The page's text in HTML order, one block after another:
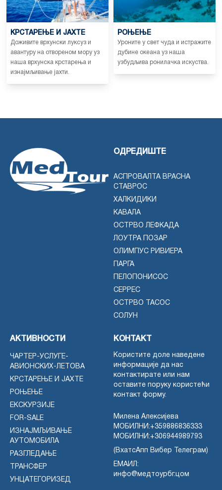
КРСТАРЕЊЕ И ЈАХТЕ
Доживите врхунски луксуз и
авантуру на отвореном мору уз
наша врхунска крстарења и
изнајмљивање јахти.
РОЊЕЊЕ
Уроните у свет чуда и истражите
дубине океана уз наша
узбудљива ронилачка искуства.
ОДРЕДИШТЕ
АСПРОВАЛТА ВРАСНА
СТАВРОС
ХАЛКИДИКИ
КАВАЛА
ОСТРВО ЛЕФКАДА
ЛОУТРА ПОЗАР
ОЛИМПУС РИВИЕРА
ПАРГА
ПЕЛОПОНИСОС
СЕРРЕС
ОСТРВО ТАСОС
СОЛУН
АКТИВНОСТИ
ЧАРТЕР-УСЛУГЕ-
АВИОНСКИХ-ЛЕТОВА
КРСТАРЕЊЕ И ЈАХТЕ
РОЊЕЊЕ
ЕКСКУРЗИЈЕ
FOR-SALE
ИЗНАЈМЉИВАЊЕ
АУТОМОБИЛА
РАЗГЛЕДАЊЕ
ТРАНСФЕР
УНЦАТЕГОРИЗЕД
КОНТАКТ
Користите доле наведене
информације да нас
контактирате или нам
оставите поруку користећи
контакт форму.
Милена Алексијева
МОБИЛНИ:+359886836333
МОБИЛНИ:+306944989793
(ВхатсАпп Вибер Телеграм)
ЕМАИЛ:
инфо@медтоурбг.цом